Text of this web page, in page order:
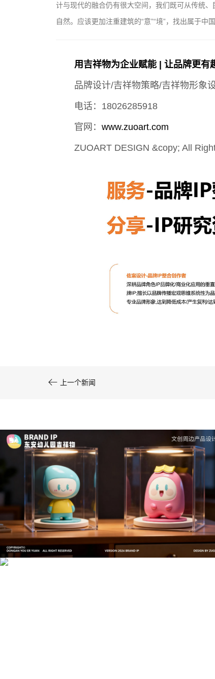
计与现代的融合仍有很大空间，我们既可从传统
自然。应该更加注重建筑的“意”“境”，找出属于中
用吉祥物为企业赋能 | 让品牌更有
品牌设计/吉祥物策略/吉祥物形象
电话：18026285918
官网： www.zuoart.com
ZUOART DESIGN &copy; All
 上一个新闻
文创产品设计的成本控制——实战技巧 | IP设
司-佐案设计
文创产品设计的成本控制——实战技巧 | IP设
司-佐案设计